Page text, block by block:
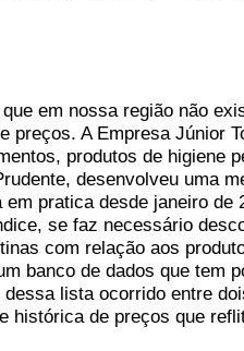
em nossa região não
preços. A Empresa Júnior
produtos de higiene
desenvolveu uma
em pratica desde janeiro
se faz necessário
com relação aos
banco de dados que tem
lista ocorrido entre
histórica de preços que